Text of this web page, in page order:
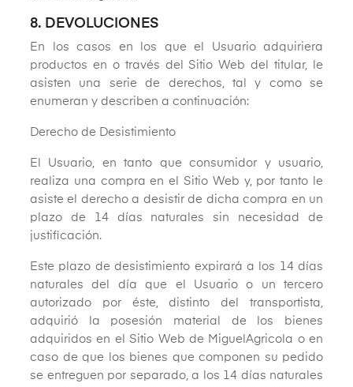
8. DEVOLUCIONES
En los casos en los que el Usuario adquiriera
productos en o través del Sitio Web del titular, le
asisten una serie de derechos, tal y como se
enumeran y describen a continuación:
Derecho de Desistimiento
El Usuario, en tanto que consumidor y usuario,
realiza una compra en el Sitio Web y, por tanto le
asiste el derecho a desistir de dicha compra en un
plazo de 14 días naturales sin necesidad de
justificación.
Este plazo de desistimiento expirará a los 14 días
naturales del día que el Usuario o un tercero
autorizado por éste, distinto del transportista,
adquirió la posesión material de los bienes
adquiridos en el Sitio Web de MiguelAgricola o en
caso de que los bienes que componen su pedido
se entreguen por separado, a los 14 días naturales